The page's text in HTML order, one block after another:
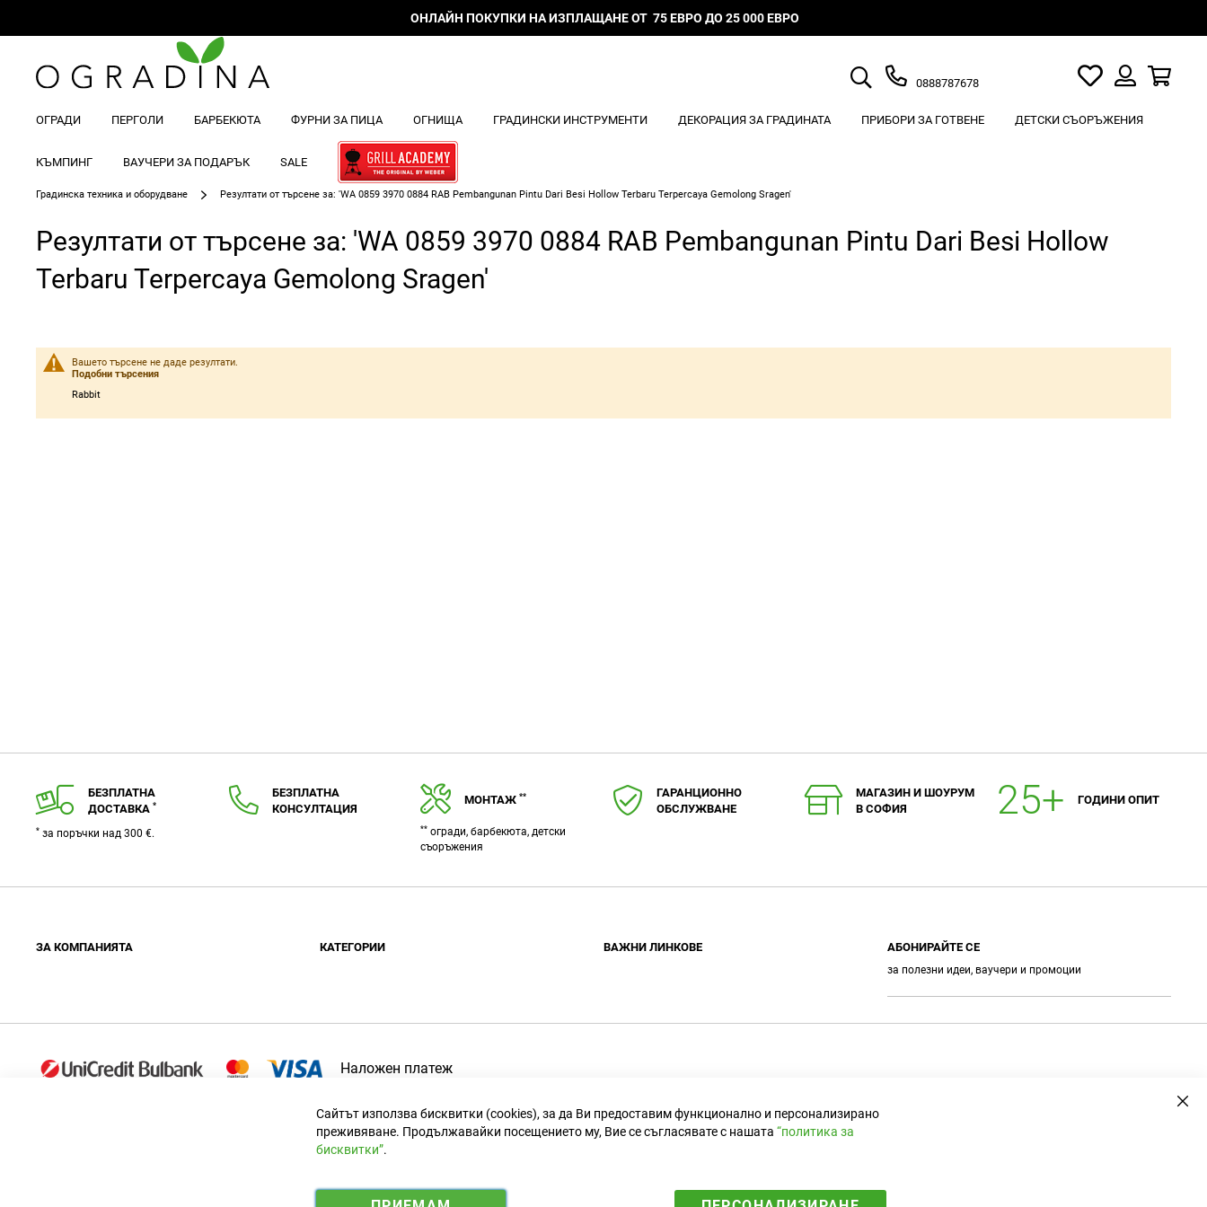
ОНЛАЙН ПОКУПКИ НА ИЗПЛАЩАНЕ ОТ 75 ЕВРО ДО 25 000 ЕВРО
Търсене
0888787678
Моят
списък
любими
ОГРАДИ ПЕРГОЛИ БАРБЕКЮТА ФУРНИ ЗА ПИЦА ОГНИЩА ГРАДИНСКИ ИНСТРУМЕНТИ ДЕКОРАЦИЯ ЗА ГРАДИНАТА ПРИБОРИ ЗА ГОТВЕНЕ ДЕТСКИ СЪОРЪЖЕНИЯ
КЪМПИНГ ВАУЧЕРИ ЗА ПОДАРЪК SALE
Градинска техника и оборудване Резултати от търсене за: 'WA 0859 3970 0884 RAB Pembangunan Pintu Dari Besi Hollow Terbaru Terpercaya Gemolong Sragen'
Резултати от търсене за: 'WA 0859 3970 0884 RAB Pembangunan Pintu Dari Besi Hollow
Terbaru Terpercaya Gemolong Sragen'
Вашето търсене не даде резултати.
Подобни търсения
Rabbit
БЕЗПЛАТНА
ДОСТАВКА *
* за поръчки над 300 €.
БЕЗПЛАТНА
КОНСУЛТАЦИЯ
МОНТАЖ **
** огради, барбекюта, детски
съоръжения
ГАРАНЦИОННО
ОБСЛУЖВАНЕ
МАГАЗИН И ШОУРУМ
В СОФИЯ
ГОДИНИ ОПИТ
ЗA КОМПАНИЯТА
Сертификати
КАТЕГОРИИ
Декорации
Детски съоръжения
ВАЖНИ ЛИНКОВЕ
Комисия за решаване на спорове
АБОНИРАЙТЕ СЕ
за полезни идеи, ваучери и промоции
б
Наложен платеж
Сайтът използва бисквитки (cookies), за да Ви предоставим функционално и персонализирано
преживяване. Продължавайки посещението му, Вие се съгласявате с нашата “политика за
бисквитки”.